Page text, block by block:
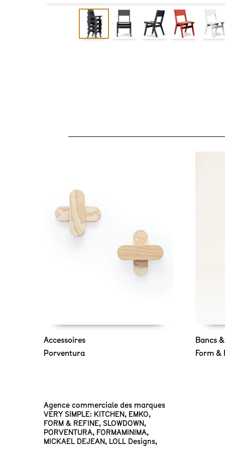
Accessoires
Porventura
Bancs
Form &
Agence commerciale des marques
VERY SIMPLE: KITCHEN, EMKO,
FORM & REFINE, SLOWDOWN,
PORVENTURA, FORMAMINIMA,
MICKAEL DEJEAN, LOLL Designs,